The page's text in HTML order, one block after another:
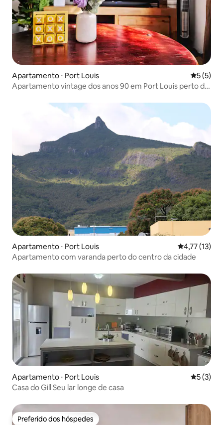
Apartamento ⋅ Port Louis 5 de
5 (5)
Apartamento vintage dos anos 90 em Port Louis perto do
Apartamento ⋅ Port Louis 4,77 de uma
4,77 (13)
Apartamento com varanda perto do centro da cidade
Apartamento ⋅ Port Louis 5 de
5 (3)
Casa do Gill Seu lar longe de casa
Preferido dos hóspedes